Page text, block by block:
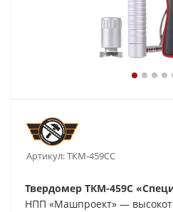
Артикул:ТКМ-459СС
Твердомер ТКМ-459С
НПП «Машпроект» —